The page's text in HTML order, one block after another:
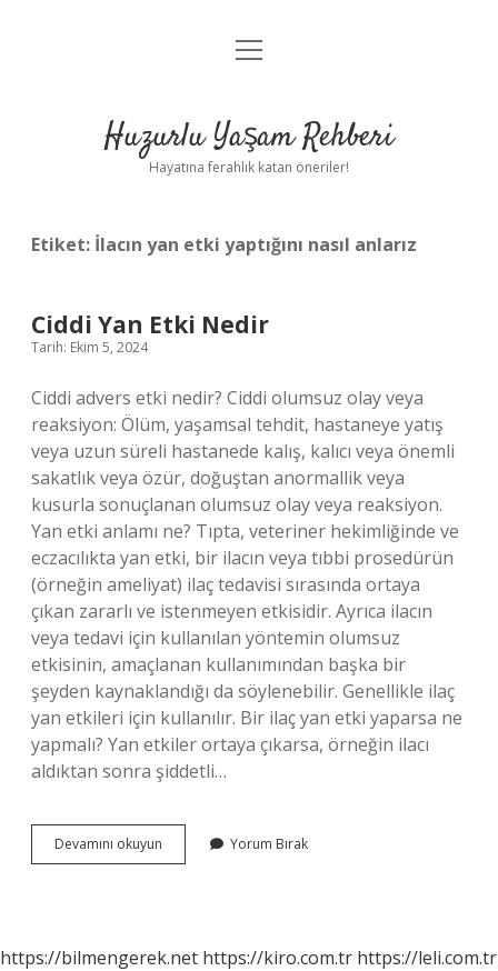
Anasayfa
Yasal Uyarı
menüyü
Huzurlu Yaşam Rehberi
Hayatına ferahlık katan öneriler!
Etiket: İlacın yan etki yaptığını nasıl anlarız
Ciddi Yan Etki Nedir
Tarih: Ekim 5, 2024
Ciddi advers etki nedir? Ciddi olumsuz olay veya
reaksiyon: Ölüm, yaşamsal tehdit, hastaneye yatış
veya uzun süreli hastanede kalış, kalıcı veya önemli
sakatlık veya özür, doğuştan anormallik veya
kusurla sonuçlanan olumsuz olay veya reaksiyon.
Yan etki anlamı ne? Tıpta, veteriner hekimliğinde ve
eczacılıkta yan etki, bir ilacın veya tıbbi prosedürün
(örneğin ameliyat) ilaç tedavisi sırasında ortaya
çıkan zararlı ve istenmeyen etkisidir. Ayrıca ilacın
veya tedavi için kullanılan yöntemin olumsuz
etkisinin, amaçlanan kullanımından başka bir
şeyden kaynaklandığı da söylenebilir. Genellikle ilaç
yan etkileri için kullanılır. Bir ilaç yan etki yaparsa ne
yapmalı? Yan etkiler ortaya çıkarsa, örneğin ilacı
aldıktan sonra şiddetli…
Devamını okuyun
Yan
Yorum Bırak
https://bilmengerek.net https://kiro.com.tr https://leli.com.tr